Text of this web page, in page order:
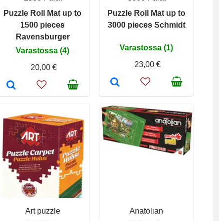
Puzzle Roll Mat up to
1500 pieces
Ravensburger
Varastossa (4)
20,00 €
Puzzle Roll Mat up to
3000 pieces Schmidt
Varastossa (1)
23,00 €
Art puzzle
Anatolian